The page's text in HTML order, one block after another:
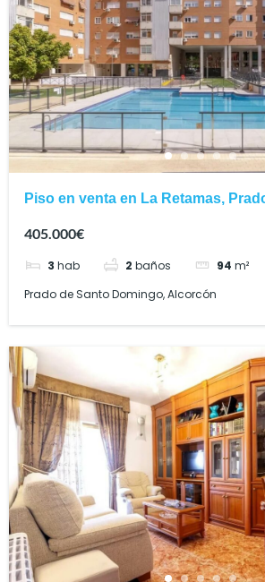
Piso en venta en La Retamas,
405.000€
3 hab 2 baños 94 m²
Prado de Santo Domingo, Alcorcón